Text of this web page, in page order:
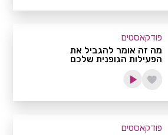
פודקאסטים
מה זה אומר להגביל את
הפעילות הגופנית שלכם
פודקאסטים